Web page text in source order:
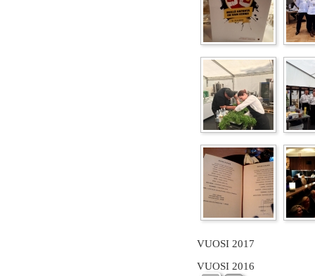
VUOSI 2017
VUOSI 2016